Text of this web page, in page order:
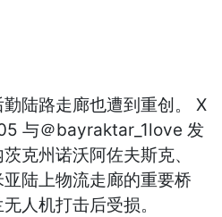
陆路走廊也遭到重创。 X
与＠bayraktar_1love 发
克州诺沃阿佐夫斯克、
陆上物流走廊的重要桥
人机打击后受损。